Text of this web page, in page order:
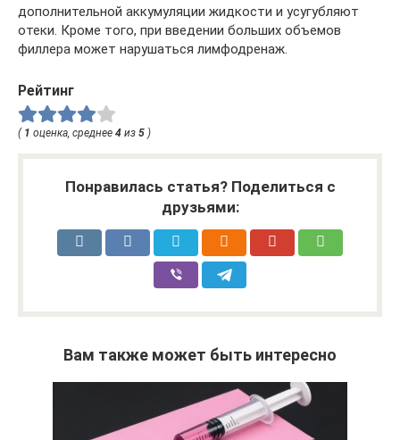
дополнительной аккумуляции жидкости и усугубляют
отеки. Кроме того, при введении больших объемов
филлера может нарушаться лимфодренаж.
Рейтинг
( 1 оценка, среднее 4 из 5 )
Понравилась статья? Поделиться с
друзьями:
Вам также может быть интересно